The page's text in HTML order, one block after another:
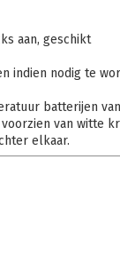
aan, geschikt
indien nodig te
batterijen
van witte
elkaar.